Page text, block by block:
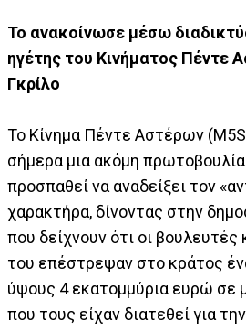
Το ανακοίνωσε μέσω
ηγέτης του Κινήματος Πέντε
Γκρίλο
Το Κίνημα Πέντε Αστέρων
σήμερα μια ακόμη
προσπαθεί να αναδείξει τον
χαρακτήρα, δίνοντας στην
που δείχνουν ότι οι βουλευτές
του επέστρεψαν στο κράτος
ύψους 4 εκατομμύρια ευρώ σε
που τους είχαν διατεθεί για